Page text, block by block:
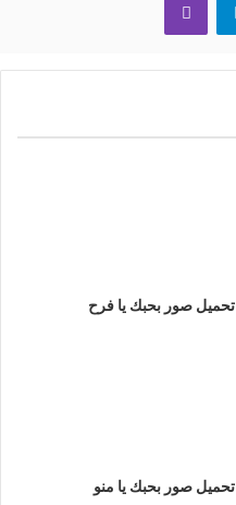
تحميل صور بحبك يا فرح
تحميل صور بحبك يا منو